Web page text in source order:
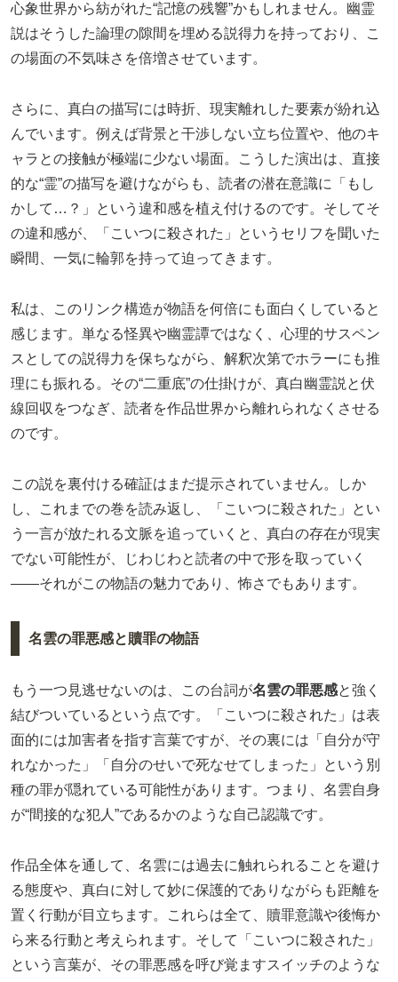
心象世界から紡がれた“記憶の残響”かもしれません。幽霊
説はそうした論理の隙間を埋める説得力を持っており、こ
の場面の不気味さを倍増させています。
さらに、真白の描写には時折、現実離れした要素が紛れ込
んでいます。例えば背景と干渉しない立ち位置や、他のキ
ャラとの接触が極端に少ない場面。こうした演出は、直接
的な“霊”の描写を避けながらも、読者の潜在意識に「もし
かして…？」という違和感を植え付けるのです。そしてそ
の違和感が、「こいつに殺された」というセリフを聞いた
瞬間、一気に輪郭を持って迫ってきます。
私は、このリンク構造が物語を何倍にも面白くしていると
感じます。単なる怪異や幽霊譚ではなく、心理的サスペン
スとしての説得力を保ちながら、解釈次第でホラーにも推
理にも振れる。その“二重底”の仕掛けが、真白幽霊説と伏
線回収をつなぎ、読者を作品世界から離れられなくさせる
のです。
この説を裏付ける確証はまだ提示されていません。しか
し、これまでの巻を読み返し、「こいつに殺された」とい
う一言が放たれる文脈を追っていくと、真白の存在が現実
でない可能性が、じわじわと読者の中で形を取っていく
――それがこの物語の魅力であり、怖さでもあります。
名雲の罪悪感と贖罪の物語
もう一つ見逃せないのは、この台詞が名雲の罪悪感と強く
結びついているという点です。「こいつに殺された」は表
面的には加害者を指す言葉ですが、その裏には「自分が守
れなかった」「自分のせいで死なせてしまった」という別
種の罪が隠れている可能性があります。つまり、名雲自身
が“間接的な犯人”であるかのような自己認識です。
作品全体を通して、名雲には過去に触れられることを避け
る態度や、真白に対して妙に保護的でありながらも距離を
置く行動が目立ちます。これらは全て、贖罪意識や後悔か
ら来る行動と考えられます。そして「こいつに殺された」
という言葉が、その罪悪感を呼び覚ますスイッチのような